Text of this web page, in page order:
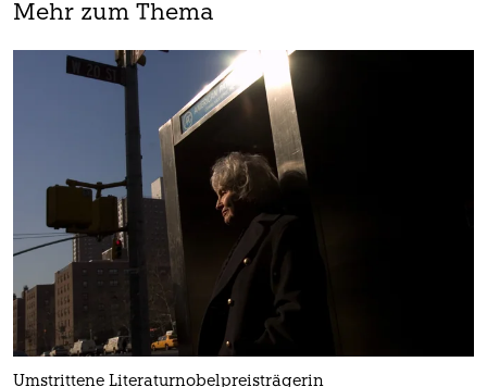
Mehr zum Thema
Umstrittene Literaturnobelpreisträgerin